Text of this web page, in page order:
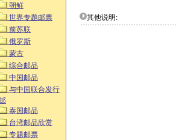
朝鲜
世界专题邮票
前苏联
俄罗斯
蒙古
综合邮品
中国邮品
与中国联合发行
泰国邮品
台湾邮品欣赏
专题邮票
其他说明: